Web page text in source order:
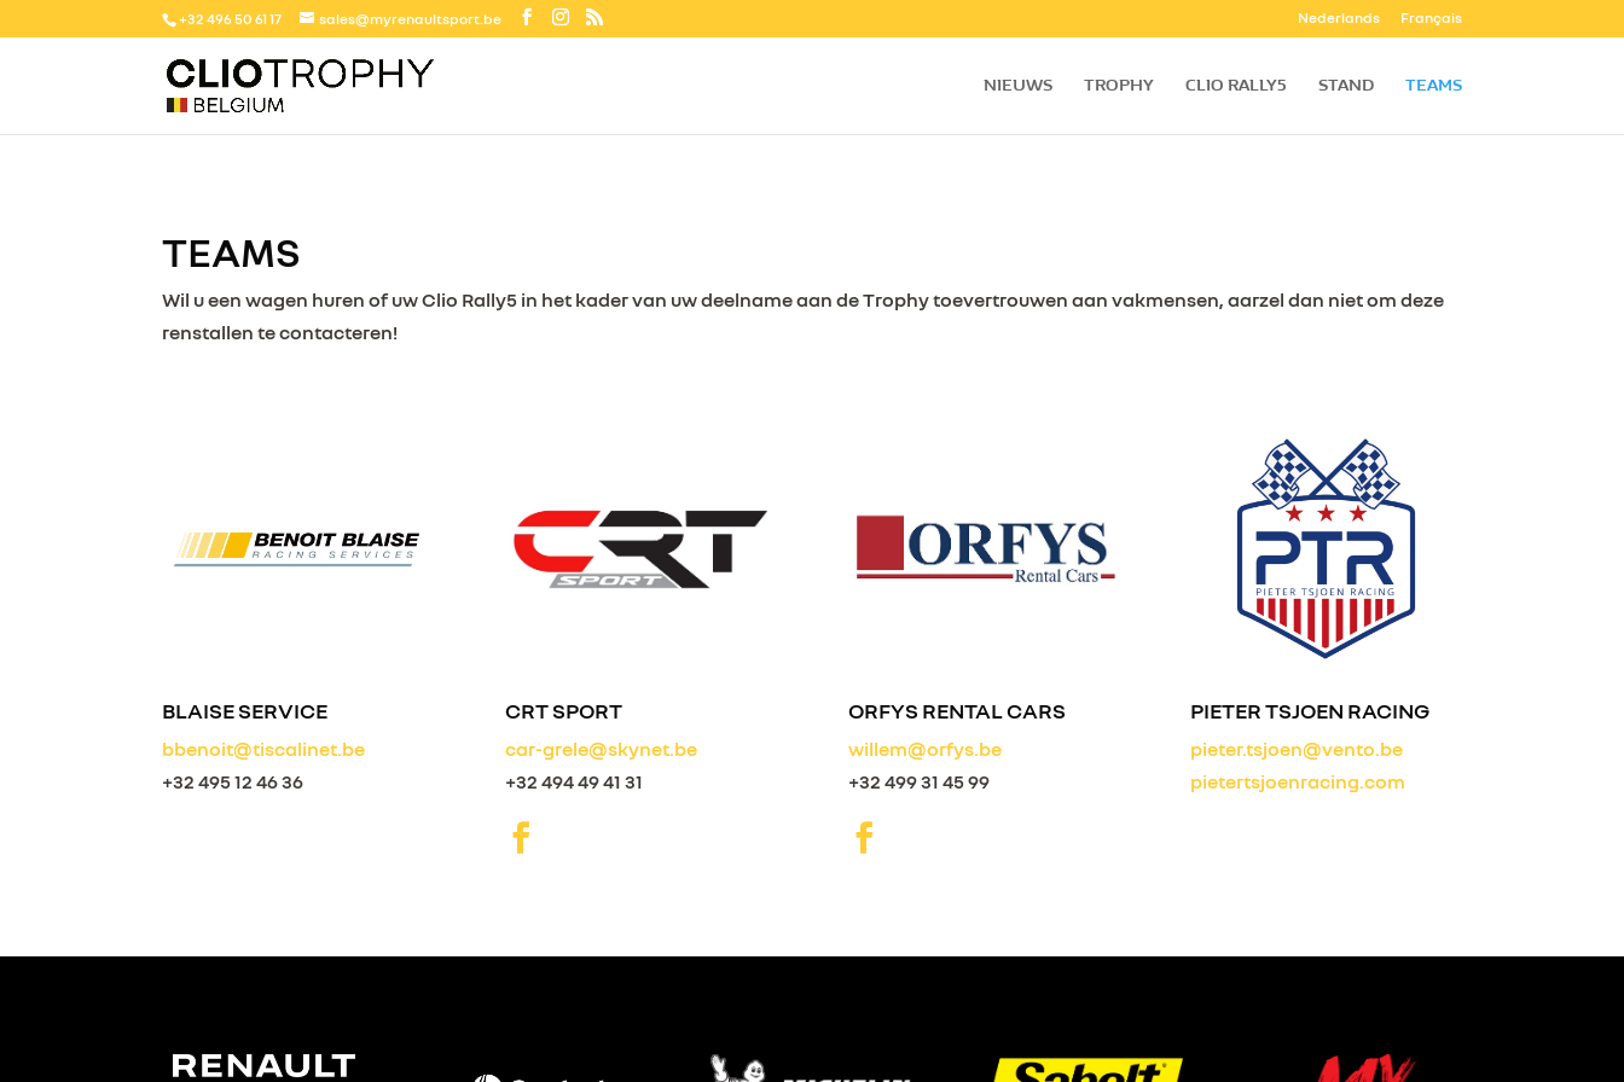
+32 496 50 61 17 sales@myrenaultsport.be Nederlands Français
NIEUWS TROPHY CLIO RALLY5 STAND TEAMS
TEAMS
Wil u een wagen huren of uw Clio Rally5 in het kader van uw deelname aan de Trophy toevertrouwen aan vakmensen, aarzel dan niet om deze
renstallen te contacteren!
BLAISE SERVICE
bbenoit@tiscalinet.be
+32 495 12 46 36
CRT SPORT
car-grele@skynet.be
+32 494 49 41 31
ORFYS RENTAL CARS
willem@orfys.be
+32 499 31 45 99
PIETER TSJOEN RACING
pieter.tsjoen@vento.be
pietertsjoenracing.com